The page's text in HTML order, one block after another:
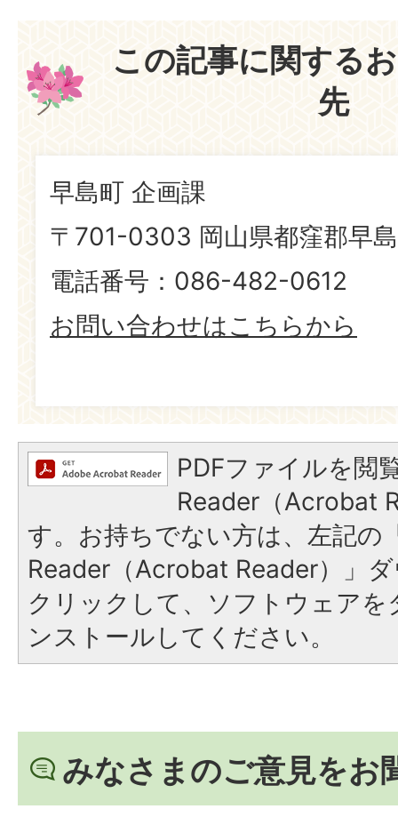
この記事に関する
先
早島町 企画課
〒701-0303 岡山県都窪郡早
電話番号：086-482-0612
お問い合わせはこちらから
PDFファイルを閲
Reader（Acrobat
す。お持ちでない方は、左記の
Reader（Acrobat Reader）」
クリックして、ソフトウェア
ンストールしてください。
みなさまのご意見をお